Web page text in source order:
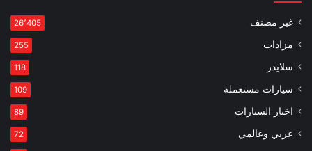
غير مصنف 26٬405
مزادات 255
سلايدر 118
سيارات مستعملة 109
اخبار السيارات 89
عربي وعالمي 72